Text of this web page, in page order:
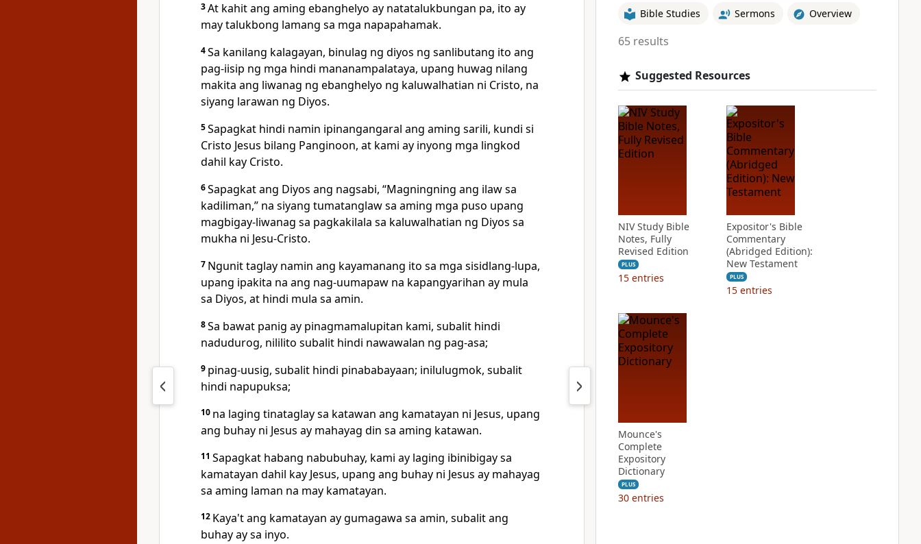
3At kahit ang aming ebanghelyo ay natatalukbungan pa, ito ay
may talukbong lamang sa mga napapahamak.
4Sa kanilang kalagayan, binulag ng diyos ng sanlibutang ito ang
pag-iisip ng mga hindi mananampalataya, upang huwag nilang
makita ang liwanag ng ebanghelyo ng kaluwalhatian ni Cristo, na
siyang larawan ng Diyos.
5Sapagkat hindi namin ipinangangaral ang aming sarili, kundi si
Cristo Jesus bilang Panginoon, at kami ay inyong mga lingkod
dahil kay Cristo.
6Sapagkatang Diyos ang nagsabi, “Magningning ang ilaw sa
kadiliman,” na siyang tumatanglaw sa aming mga puso upang
magbigay-liwanag sa pagkakilala sa kaluwalhatian ng Diyos sa
mukha ni Jesu-Cristo.
7 Ngunit taglay namin ang kayamanang ito sa mga sisidlang-lupa,
upang ipakita na ang nag-uumapaw na kapangyarihan ay mula
sa Diyos, at hindi mula sa amin.
8Sa bawat panig ay pinagmamalupitan kami, subalit hindi
nadudurog, nililito subalit hindi nawawalan ng pag-asa;
9 pinag-uusig, subalit hindi pinababayaan; inilulugmok, subalit
hindi napupuksa;
10 na laging tinataglay sa katawan ang kamatayan ni Jesus, upang
ang buhay ni Jesus ay mahayag din sa aming katawan.
11 Sapagkat habang nabubuhay, kami ay laging ibinibigay sa
kamatayan dahil kay Jesus, upang ang buhay ni Jesus ay mahayag
sa aming laman na may kamatayan.
12 Kaya't ang kamatayan ay gumagawa sa amin, subalit ang
buhay ay sa inyo.
Bible Studies Sermons Overview
65 results
Suggested Resources
NIV Study Bible
Notes, Fully
Revised Edition
PLUS
15 entries
Expositor's Bible
Commentary
(Abridged Edition):
New Testament
PLUS
15 entries
Mounce's
Complete
Expository
Dictionary
PLUS
30 entries